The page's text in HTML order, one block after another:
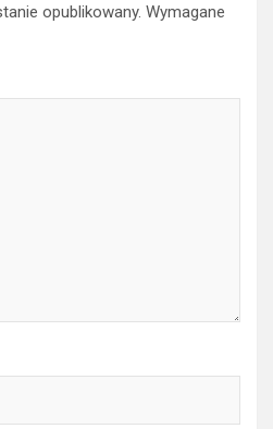
opublikowany. Wymagane